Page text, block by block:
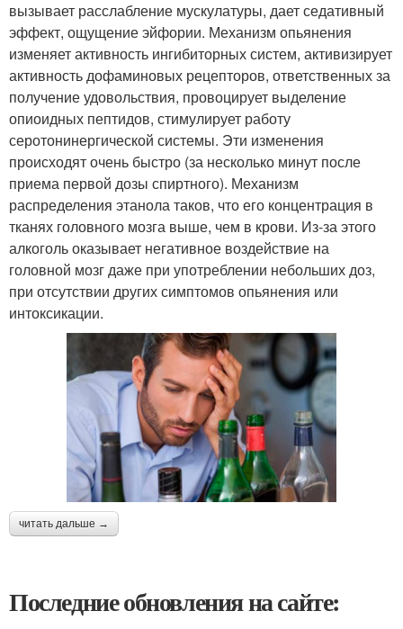
вызывает расслабление мускулатуры, дает седативный
эффект, ощущение эйфории. Механизм опьянения
изменяет активность ингибиторных систем, активизирует
активность дофаминовых рецепторов, ответственных за
получение удовольствия, провоцирует выделение
опиоидных пептидов, стимулирует работу
серотонинергической системы. Эти изменения
происходят очень быстро (за несколько минут после
приема первой дозы спиртного). Механизм
распределения этанола таков, что его концентрация в
тканях головного мозга выше, чем в крови. Из-за этого
алкоголь оказывает негативное воздействие на
головной мозг даже при употреблении небольших доз,
при отсутствии других симптомов опьянения или
интоксикации.
читать дальше →
Последние обновления на сайте: